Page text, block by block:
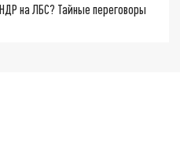
на ЛБС? Тайные переговоры